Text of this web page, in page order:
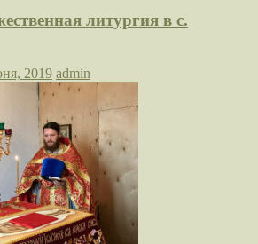
литургия в с.
2019 admin